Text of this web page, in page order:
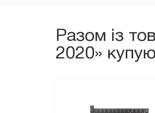
Разом із
2020»